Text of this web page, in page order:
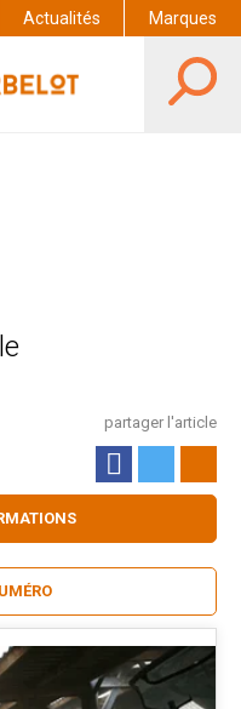
Actualités Marques
partager l'article